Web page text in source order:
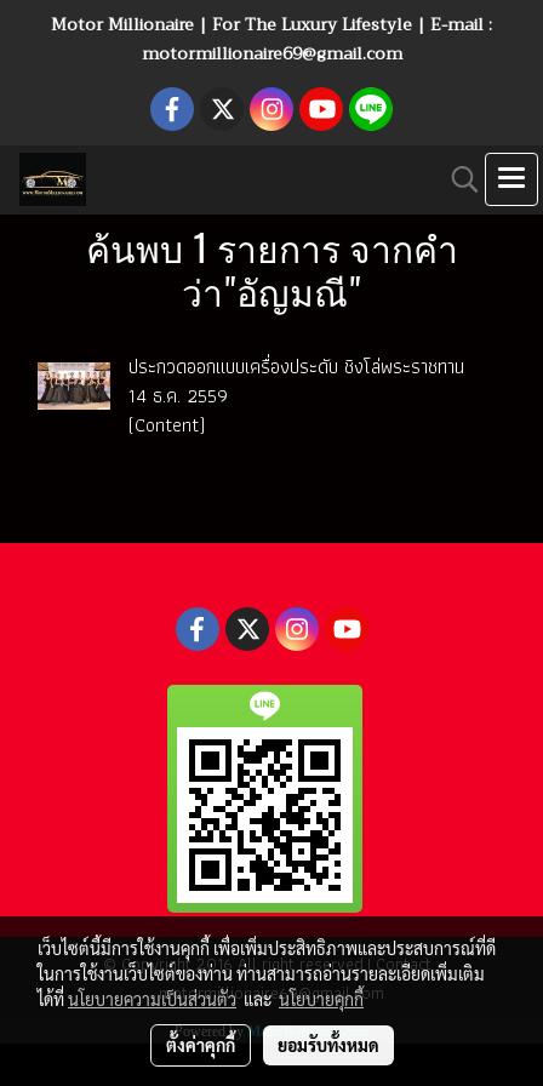
Motor Millionaire | For The Luxury Lifestyle | E-mail :
motormillionaire69@gmail.com
ค้นพบ 1 รายการ จากคำ
ว่า"อัญมณี"
ประกวดออกแบบเครื่องประดับ ชิงโล่พระราชทาน
14 ธ.ค. 2559
(Content)
© Copyright 2016 All right reserved.| Contact :
motormillionaire69@gmail.com
Powered byMakeWebEasy.com
เว็บไซต์นี้มีการใช้งานคุกกี้ เพื่อเพิ่มประสิทธิภาพและประสบการณ์ที่ดี
ในการใช้งานเว็บไซต์ของท่าน ท่านสามารถอ่านรายละเอียดเพิ่มเติม
ได้ที่นโยบายความเป็นส่วนตัวและนโยบายคุกกี้
ตั้งค่าคุกกี้ ยอมรับทั้งหมด